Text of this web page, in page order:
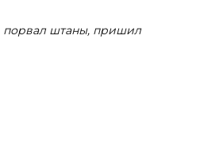
порвал штаны, пришил